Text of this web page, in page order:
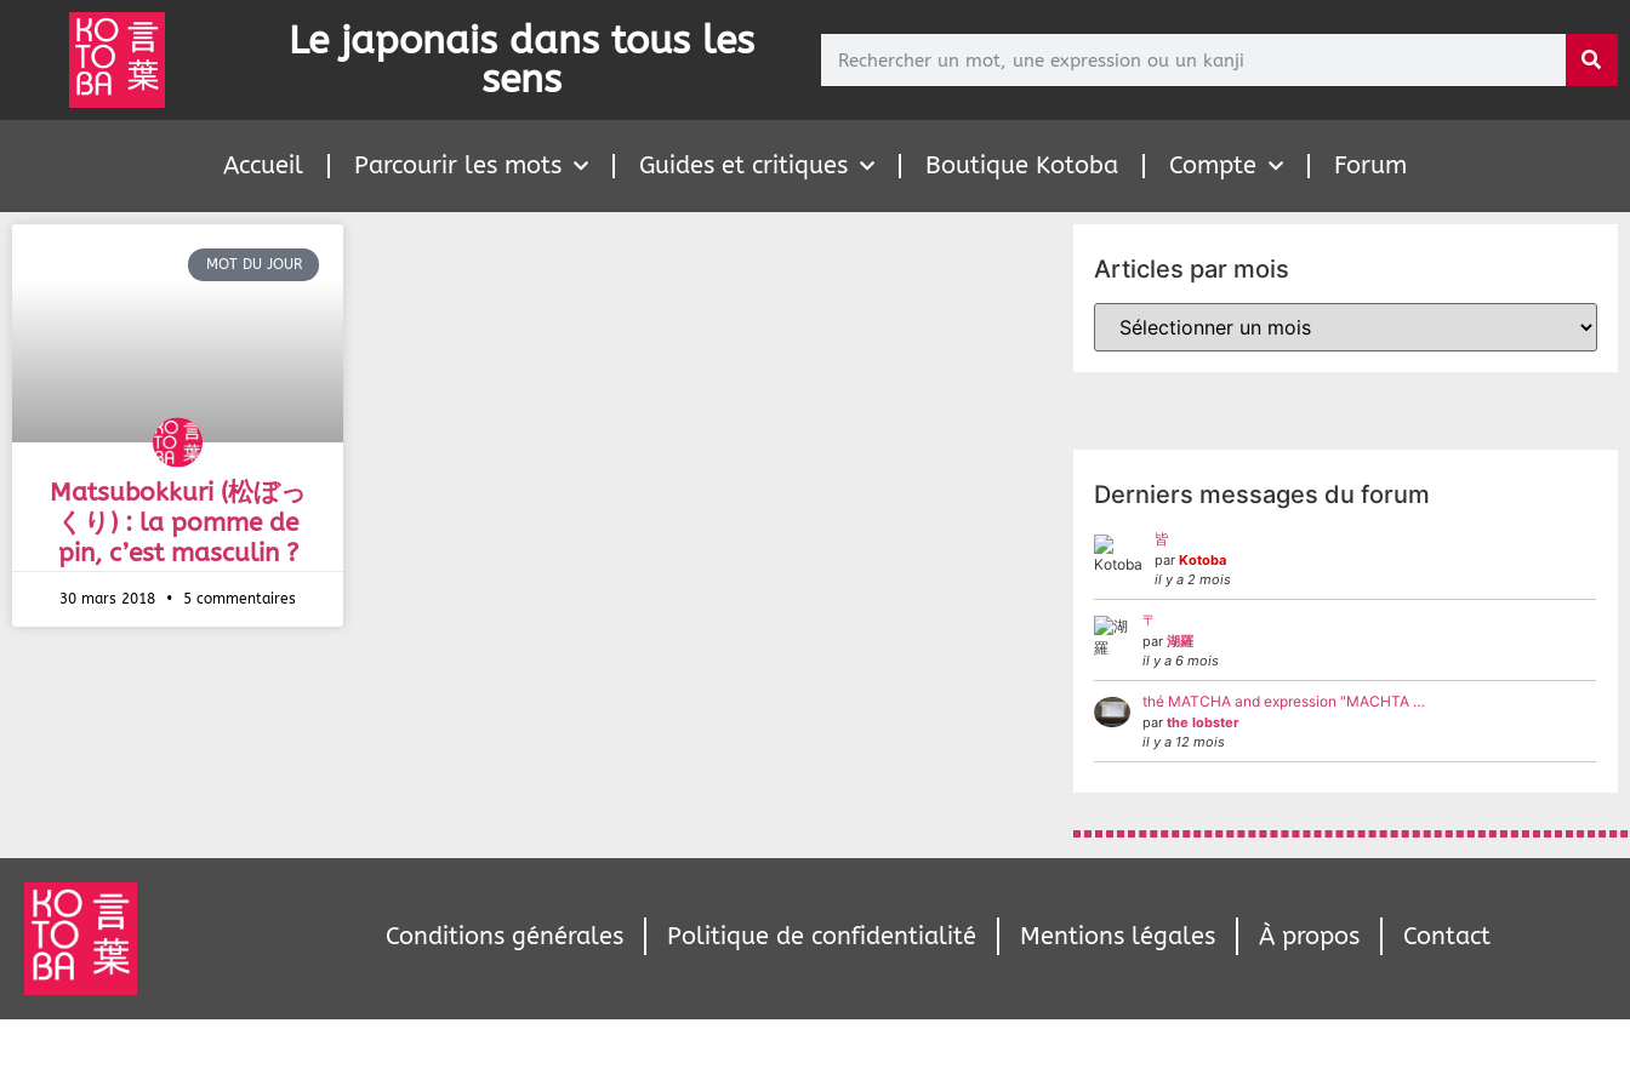
Le japonais dans tous les
sens
Accueil Parcourir les mots Guides et critiques Boutique Kotoba Compte Forum
MOT DU JOUR
Matsubokkuri (松ぼっ
くり) : la pomme de
pin, c’est masculin ?
30 mars 2018 5 commentaires
Articles par mois
Derniers messages du forum
皆
parKotoba
il y a 2 mois
〒
par湖羅
il y a 6 mois
thé MATCHA and expression "MACHTA …
parthe lobster
il y a 12 mois
Conditions générales Politique de confidentialité Mentions légales À propos Contact